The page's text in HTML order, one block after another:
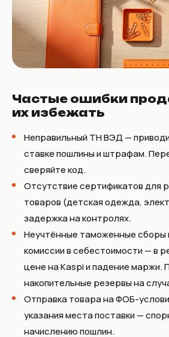
Частые ошибки
их избежать
Неправильный ТН ВЭД —
ставке пошлины и штрафам.
сверяйте код.
Отсутствие сертификатов для
товаров (детская одежда,
задержка на контролях.
Неучтённые таможенные сборы
комиссии в себестоимости — в
цене на Kaspi и падение маржи.
накопительные резервы на
Отправка товара на ФОБ-
указания места поставки —
начислению пошлин.